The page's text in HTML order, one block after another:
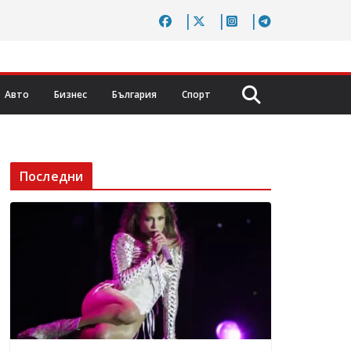
Авто Бизнес България Спорт
Последни